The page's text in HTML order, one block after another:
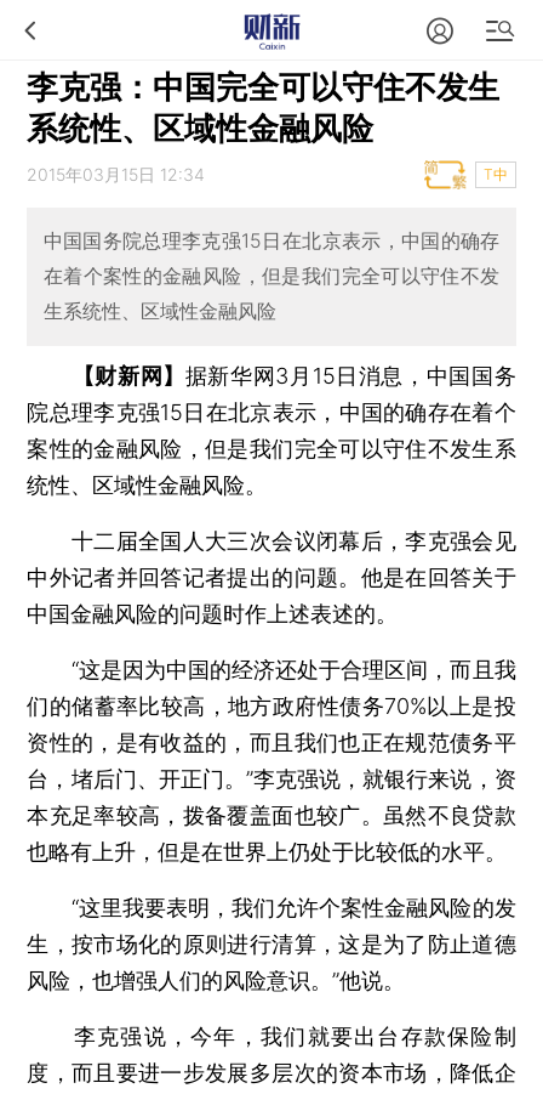
李克强：中国完全可以守住不发生
系统性、区域性金融风险
2015年03月15日 12:34 T中
中国国务院总理李克强15日在北京表示，中国的确存
在着个案性的金融风险，但是我们完全可以守住不发
生系统性、区域性金融风险
【财新网】 据新华网3月15日消息，中国国务
院总理李克强15日在北京表示，中国的确存在着个
案性的金融风险，但是我们完全可以守住不发生系
统性、区域性金融风险。
十二届全国人大三次会议闭幕后，李克强会见
中外记者并回答记者提出的问题。他是在回答关于
中国金融风险的问题时作上述表述的。
“这是因为中国的经济还处于合理区间，而且我
们的储蓄率比较高，地方政府性债务70%以上是投
资性的，是有收益的，而且我们也正在规范债务平
台，堵后门、开正门。”李克强说，就银行来说，资
本充足率较高，拨备覆盖面也较广。虽然不良贷款
也略有上升，但是在世界上仍处于比较低的水平。
“这里我要表明，我们允许个案性金融风险的发
生，按市场化的原则进行清算，这是为了防止道德
风险，也增强人们的风险意识。”他说。
李克强说，今年，我们就要出台存款保险制
度，而且要进一步发展多层次的资本市场，降低企